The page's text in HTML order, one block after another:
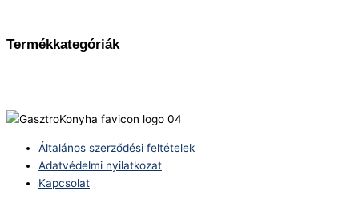
Termékkategóriák
Általános szerződési feltételek
Adatvédelmi nyilatkozat
Kapcsolat